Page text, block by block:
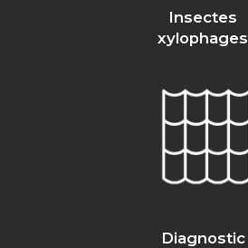
Insectes
xylophages
Diagnostic